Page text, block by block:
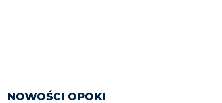
NOWOŚCI OPOKI